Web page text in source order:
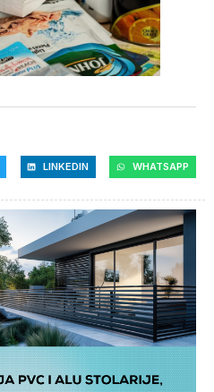
LINKEDIN WHATSAPP